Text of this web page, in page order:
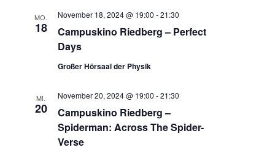
MO.
18
Campuskino Riedberg – Perfect
Days
November 18, 2024 @ 19:00 -21:30
Großer Hörsaal der Physik
MI.
20
Campuskino Riedberg –
Spiderman: Across The Spider-
Verse
November 20, 2024 @ 19:00 -21:30